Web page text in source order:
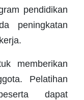
pendidikan
peningkatan
memberikan
Pelatihan
dapat